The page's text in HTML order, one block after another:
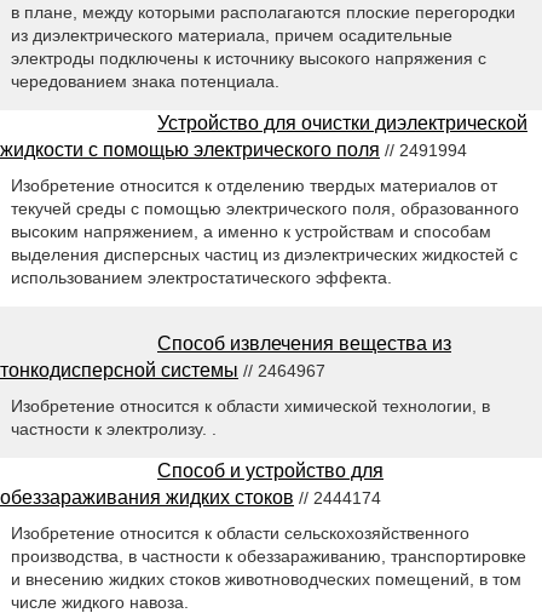
в плане, между которыми располагаются плоские перегородки
из диэлектрического материала, причем осадительные
электроды подключены к источнику высокого напряжения с
чередованием знака потенциала.
Устройство для очистки диэлектрической
жидкости с помощью электрического поля // 2491994
Изобретение относится к отделению твердых материалов от
текучей среды с помощью электрического поля, образованного
высоким напряжением, а именно к устройствам и способам
выделения дисперсных частиц из диэлектрических жидкостей с
использованием электростатического эффекта.
Способ извлечения вещества из
тонкодисперсной системы // 2464967
Изобретение относится к области химической технологии, в
частности к электролизу. .
Способ и устройство для
обеззараживания жидких стоков // 2444174
Изобретение относится к области сельскохозяйственного
производства, в частности к обеззараживанию, транспортировке
и внесению жидких стоков животноводческих помещений, в том
числе жидкого навоза.